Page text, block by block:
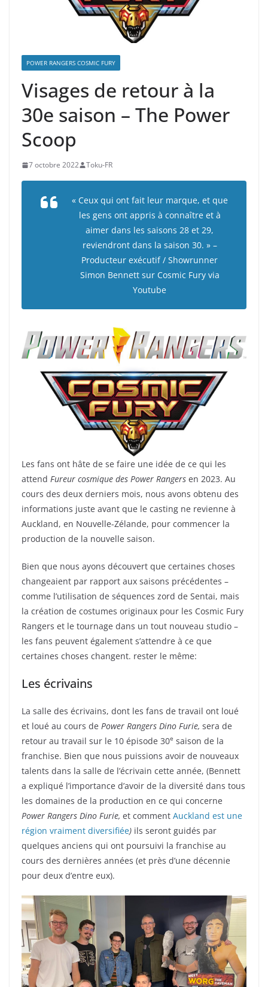
POWER RANGERS COSMIC FURY
Visages de retour à la
30e saison – The Power
Scoop
7 octobre 2022 Toku-FR
« Ceux qui ont fait leur marque, et que
les gens ont appris à connaître et à
aimer dans les saisons 28 et 29,
reviendront dans la saison 30. » –
Producteur exécutif / Showrunner
Simon Bennett sur Cosmic Fury via
Youtube
Les fans ont hâte de se faire une idée de ce qui les
attend Fureur cosmique des Power Rangers en 2023. Au
cours des deux derniers mois, nous avons obtenu des
informations juste avant que le casting ne revienne à
Auckland, en Nouvelle-Zélande, pour commencer la
production de la nouvelle saison.
Bien que nous ayons découvert que certaines choses
changeaient par rapport aux saisons précédentes –
comme l’utilisation de séquences zord de Sentai, mais
la création de costumes originaux pour les Cosmic Fury
Rangers et le tournage dans un tout nouveau studio –
les fans peuvent également s’attendre à ce que
certaines choses changent. rester le même:
Les écrivains
La salle des écrivains, dont les fans de travail ont loué
et loué au cours de Power Rangers Dino Furie, sera de
retour au travail sur le 10 épisode 30e saison de la
franchise. Bien que nous puissions avoir de nouveaux
talents dans la salle de l’écrivain cette année, (Bennett
a expliqué l’importance d’avoir de la diversité dans tous
les domaines de la production en ce qui concerne
Power Rangers Dino Furie, et comment Auckland est une
région vraiment diversifiée) ils seront guidés par
quelques anciens qui ont poursuivi la franchise au
cours des dernières années (et près d’une décennie
pour deux d’entre eux).